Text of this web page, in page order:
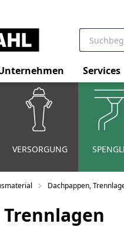
Services
VERSORGUNG
Dachpappen,